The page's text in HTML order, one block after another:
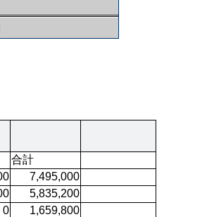
合計
7,495,000
5,835,200
0 1,659,800